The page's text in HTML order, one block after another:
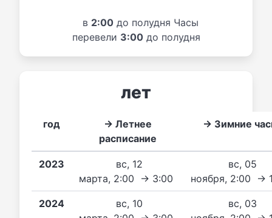
в 2:00 до полудня Часы
перевели 3:00до полудня
лет
год
→ Летнее
расписание
→ Зимние
2023
вс, 12
марта, 2:00 → 3:00
вс, 05
ноября, 2:00 →
2024
вс, 10
вс, 03